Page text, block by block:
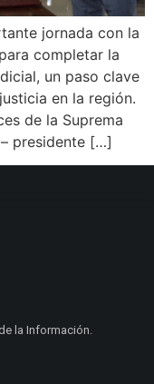
jornada con la
completar la
un paso clave
en la región.
de la Suprema
presidente […]
la Información.